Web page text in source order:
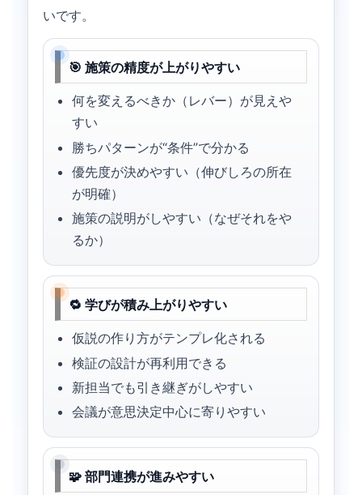
いです。
🎯 施策の精度が上がりやすい
何を変えるべきか（レバー）が見えや
すい
勝ちパターンが“条件”で分かる
優先度が決めやすい（伸びしろの所在
が明確）
施策の説明がしやすい（なぜそれをや
るか）
🔁 学びが積み上がりやすい
仮説の作り方がテンプレ化される
検証の設計が再利用できる
新担当でも引き継ぎがしやすい
会議が意思決定中心に寄りやすい
🧩 部門連携が進みやすい